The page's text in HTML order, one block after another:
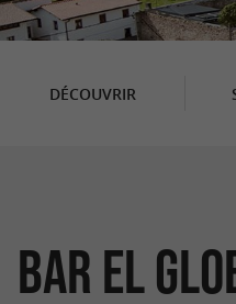
DÉCOUVRIR
Bar El